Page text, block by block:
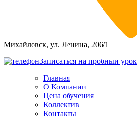
Михайловск, ул. Ленина, 206/1
Записаться на пробный урок
Главная
О Компании
Цена обучения
Коллектив
Контакты